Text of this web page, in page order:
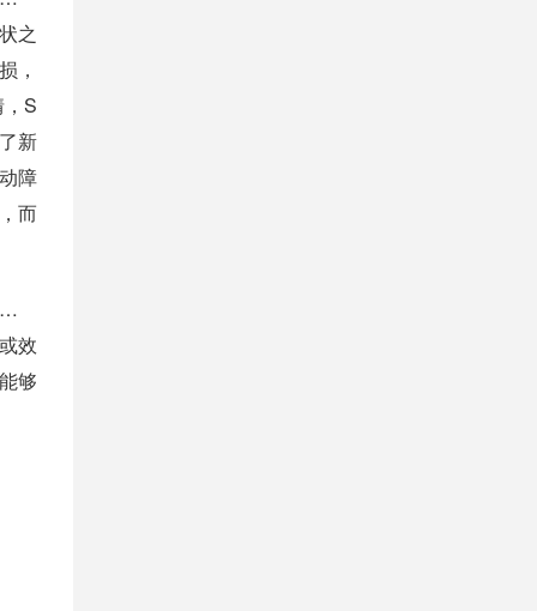
之
，
S
新
障
而
效
够